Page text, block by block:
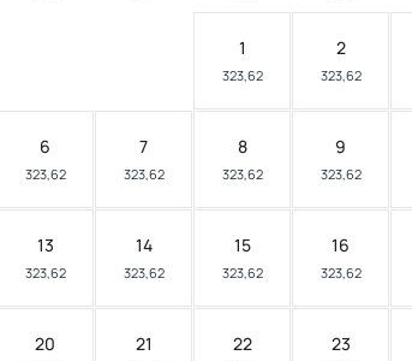
1
323,62
2
323,62
6
323,62
7
323,62
8
323,62
9
323,62
13
323,62
14
323,62
15
323,62
16
323,62
20 21 22 23